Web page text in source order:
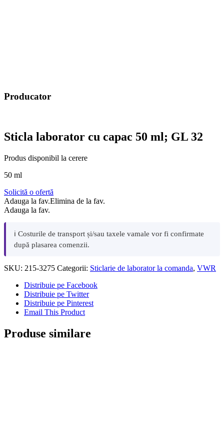
Producator
Sticla laborator cu capac 50 ml; GL 32
Produs disponibil la cerere
50 ml
Solicită o ofertă
Adauga la fav.Elimina de la fav.
Adauga la fav.
ℹ️ Costurile de transport și/sau taxele vamale vor fi confirmate
după plasarea comenzii.
SKU: 215-3275 Categorii: Sticlarie de laborator la comanda, VWR
Distribuie pe Facebook
Distribuie pe Twitter
Distribuie pe Pinterest
Email This Product
Produse similare